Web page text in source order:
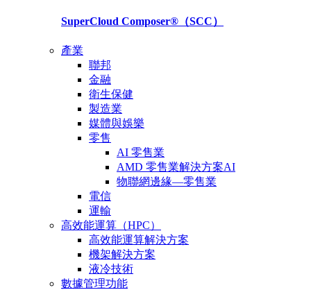
SuperCloud Composer® （SCC）
產業
聯邦
金融
衛生保健
製造業
媒體與娛樂
零售
AI 零售業
AMD 零售業解決方案AI
物聯網邊緣—零售業
電信
運輸
高效能運算（HPC）
高效能運算解決方案
機架解決方案
液冷技術
數據管理功能